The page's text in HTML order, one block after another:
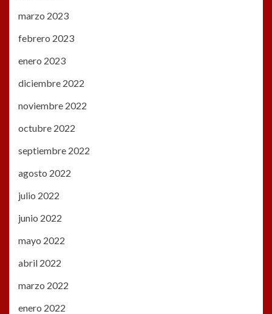
marzo 2023
febrero 2023
enero 2023
diciembre 2022
noviembre 2022
octubre 2022
septiembre 2022
agosto 2022
julio 2022
junio 2022
mayo 2022
abril 2022
marzo 2022
enero 2022